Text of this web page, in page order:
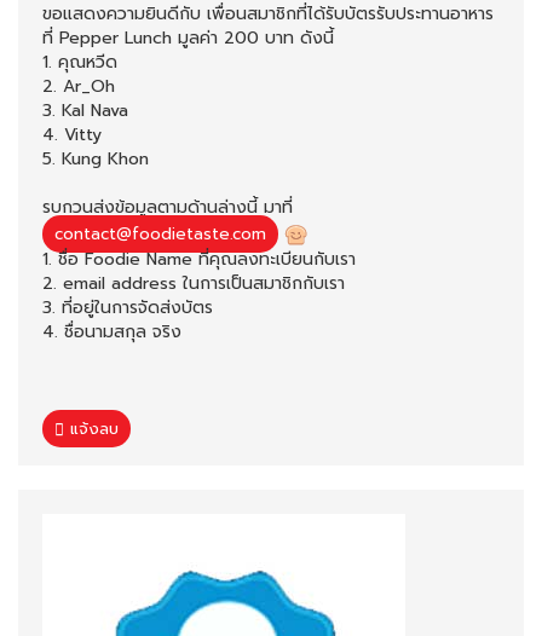
ขอแสดงความยินดีกับ เพื่อนสมาชิกที่ได้รับบัตรรับประทานอาหาร
ที่ Pepper Lunch มูลค่า 200 บาท ดังนี้
1. คุณหวีด
2. Ar_Oh
3. Kal Nava
4. Vitty
5. Kung Khon
รบกวนส่งข้อมูลตามด้านล่างนี้ มาที่
contact@foodietaste.com
1. ชื่อ Foodie Name ที่คุณลงทะเบียนกับเรา
2. email address ในการเป็นสมาชิกกับเรา
3. ที่อยู่ในการจัดส่งบัตร
4. ชื่อนามสกุล จริง
แจ้งลบ